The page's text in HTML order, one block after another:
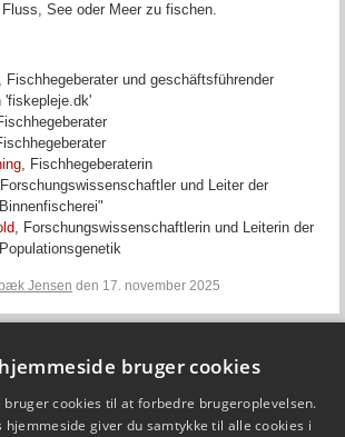
See oder Meer zu fischen.
, Fischhegeberater und geschäftsführender
'fiskepleje.dk'
, Fischhegeberaterin
und Leiter der
, Forschungswissenschaftlerin und Leiterin der
Jensen den 17. november 2025
for Akvatiske Ressourcer
bruger cookies
bruger cookies til at forbedre brugeroplevelsen.
hjemmeside giver du samtykke til alle cookies i